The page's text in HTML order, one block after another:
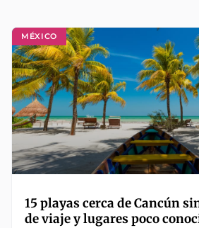
MÉXICO
15 playas cerca de Cancún
de viaje y lugares poco